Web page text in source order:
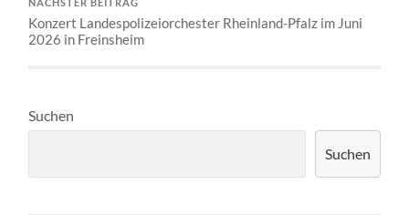
NÄCHSTER BEITRAG
Konzert Landespolizeiorchester Rheinland-Pfalz im Juni
2026 in Freinsheim
Suchen
Suchen